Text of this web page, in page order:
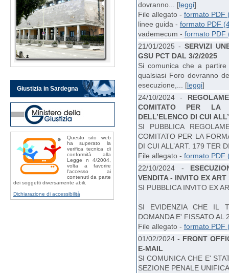
dovranno... [leggi]
File allegato - formato PDF
linee guida - formato PDF
vademecum - formato PDF
21/01/2025 - SERVIZI
GSU PCT DAL 3/2/2025
Si comunica che a
qualsiasi Foro dovranno
esecuzione,... [leggi]
24/10/2024 -
COMITATO PER LA
DELL’ELENCO DI CUI
SI PUBBLICA
COMITATO PER LA
DI CUI ALL’ART. 179 TER
File allegato - formato PDF
22/10/2024 -
VENDITA - INVITO EX
SI PUBBLICA INVITO EX
SI EVIDENZIA CHE IL
DOMANDA E' FISSATO AL
File allegato - formato PDF
01/02/2024 - FRONT
E-MAIL
SI COMUNICA CHE E'
SEZIONE PENALE
Giustizia in Sardegna
Questo sito web
ha superato la
verifica tecnica di
conformità alla
Legge n 4/2004,
volta a favorire
l'accesso ai
contenuti da parte
dei soggetti diversamente abili.
Dichiarazione di accessibilità